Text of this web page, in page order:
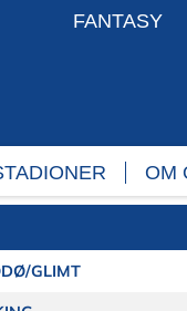
FANTASY
OM
GLIMT